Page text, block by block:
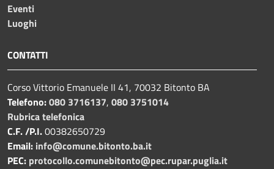
Eventi
Luoghi
CONTATTI
Corso Vittorio Emanuele II 41, 70032 Bitonto BA
Telefono:080 3716137, 080 3751014
Rubrica telefonica
C.F. /P.I.00382650729
Email: info@comune.bitonto.ba.it
PEC: protocollo.comunebitonto@pec.rupar.puglia.it